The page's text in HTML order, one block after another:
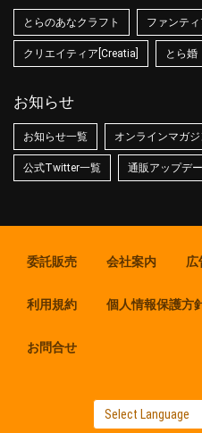
とらのあなクラフト ファンティ
クリエイティア[Creatia] とら婚
お知らせ
お知らせ一覧 オンラインマガジ
公式Twitter一覧 通販アップデ
委託販売 会社案内 広
利用規約 個人情報保護方
お問合せ